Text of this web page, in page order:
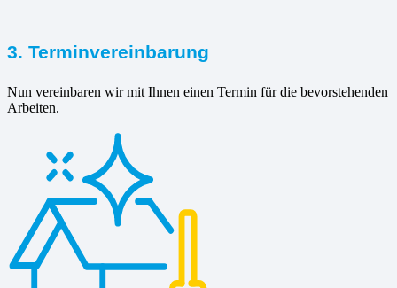
3. Terminvereinbarung
Nun vereinbaren wir mit Ihnen einen Termin für die bevorstehenden
Arbeiten.